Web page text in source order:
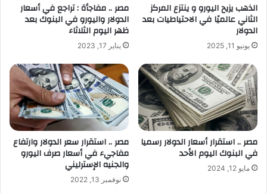
الذهب يزيح اليورو و ينتزع المركز
الثاني عالميًا في الاحتياطيات بعد
الدولار
يونيو 11, 2025
مصر .. مفاجأة : تراجع في أسعار
الدولار واليورو في البنوك بعد
ظهر اليوم الثلاثاء
يناير 17, 2023
مصر .. استقرار أسعار الدولار رسميا
في البنوك اليوم الأحد
مايو 12, 2024
مصر .. استقرار سعر الدولار وارتفاع
مفاجيء في أسعار صرف اليورو
والجنيه الإسترليني
نوفمبر 13, 2022